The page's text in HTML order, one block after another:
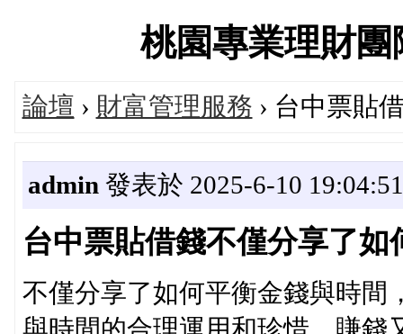
桃園專業理財
論壇 › 財富管理服務 › 台中票貼
admin 發表於 2025-6-10 19:04:51
台中票貼借錢不僅分享了如
不僅分享了如何平衡金錢與時間